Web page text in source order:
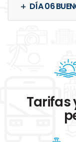
DÍA 06
Tarifas